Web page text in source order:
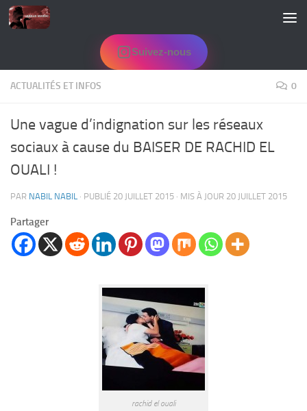
Skip to content
Suivez-nous
ACTUALITÉS ET INFOS 0
Une vague d’indignation sur les réseaux
sociaux à cause du BAISER DE RACHID EL
OUALI !
PAR NABIL NABIL · PUBLIÉ 20 JUILLET 2015 · MIS À JOUR 20 JUILLET 2015
Partager
rachid el ouali